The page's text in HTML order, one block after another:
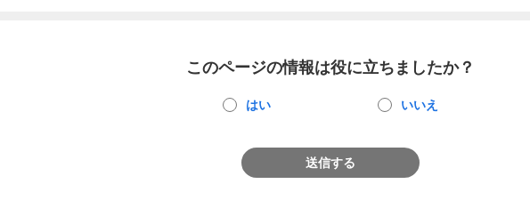
このページの情報は役に立ちましたか？
はい いいえ
送信する